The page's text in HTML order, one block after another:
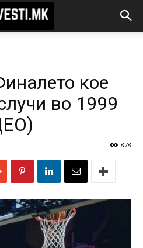
кое
во 1999
878